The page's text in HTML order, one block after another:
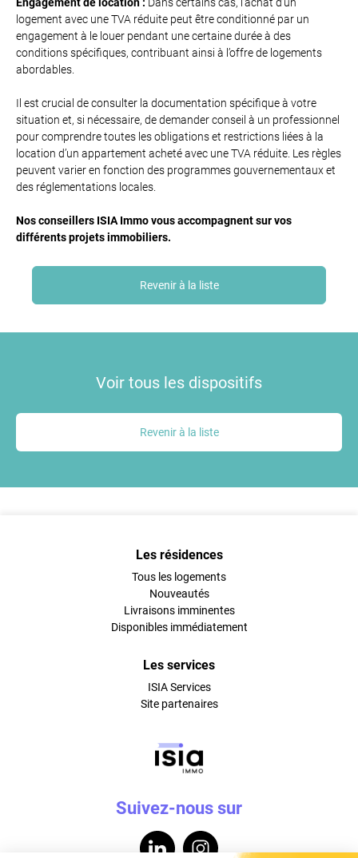
logement avec une TVA réduite peut être conditionné par un
engagement à le louer pendant une certaine durée à des
conditions spécifiques, contribuant ainsi à l’offre de logements
abordables.
Il est crucial de consulter la documentation spécifique à votre
situation et, si nécessaire, de demander conseil à un professionnel
pour comprendre toutes les obligations et restrictions liées à la
location d’un appartement acheté avec une TVA réduite. Les règles
peuvent varier en fonction des programmes gouvernementaux et
des réglementations locales.
Nos conseillers ISIA Immo vous accompagnent sur vos
différents projets immobiliers.
Revenir à la liste
Voir tous les dispositifs
Revenir à la liste
Les résidences
Tous les logements
Nouveautés
Livraisons imminentes
Disponibles immédiatement
Les services
ISIA Services
Site partenaires
Suivez-nous sur